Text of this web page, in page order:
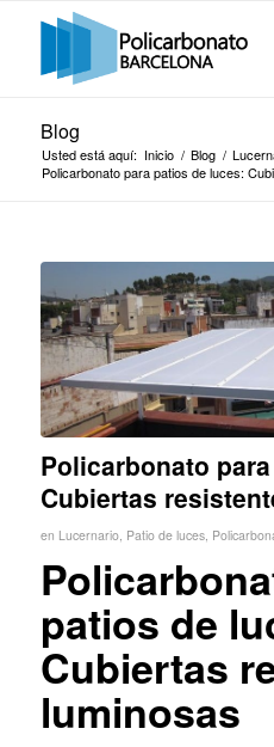
Blog
Usted está aquí: Inicio / Blog /
Policarbonato para patios de luces:
Policarbonato
Cubiertas
en Lucernario, Patio de luces,
patios de
Cubiertas
luminosas